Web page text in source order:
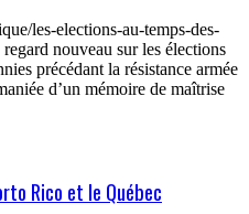
les-elections-au-temps-des-
nouveau sur les élections
précédant la résistance armée
d’un mémoire de maîtrise
Rico et le Québec